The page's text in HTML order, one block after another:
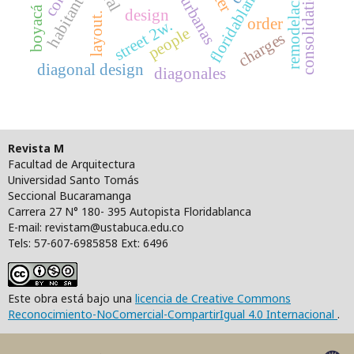
design
street 2w. floridablanca
diagonales
diagonal design
order
layout.
habitantes remodelación
people
boyacá consolidation
charges
Revista M
Facultad de Arquitectura
Universidad Santo Tomás
Seccional Bucaramanga
Carrera 27 N° 180- 395 Autopista Floridablanca
E-mail: revistam@ustabuca.edu.co
Tels: 57-607-6985858 Ext: 6496
Este obra está bajo una licencia de Creative Commons
Reconocimiento-NoComercial-CompartirIgual 4.0 Internacional .